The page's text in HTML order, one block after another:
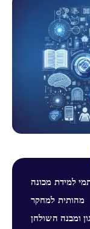
למידת מכונה
מהותית למחקר
ומבנה השולחן